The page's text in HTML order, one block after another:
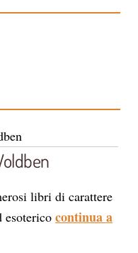
libri di carattere
esoterico continua a